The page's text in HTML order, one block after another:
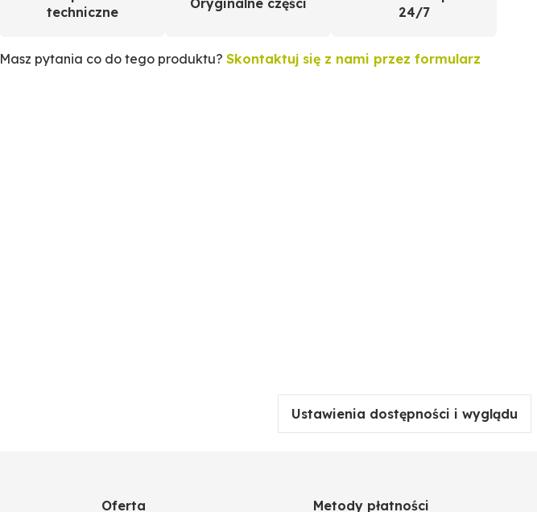
techniczne
Oryginalne części
24/7
Masz pytania co do tego produktu? Skontaktuj się z nami przez formularz
Ustawienia dostępności i wyglądu
Oferta Metody płatności